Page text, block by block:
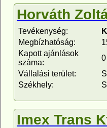
Horváth
Tevékenység:
Megbízhatóság:
Kapott ajánlások
száma:
0
Vállalási terület:
Székhely:
Imex Trans